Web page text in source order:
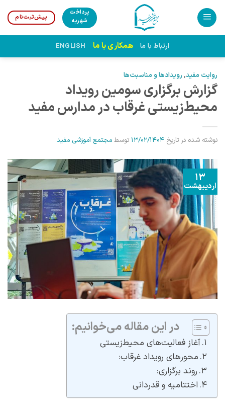
Skip
content
پرداخت
شهریه
پیش‌ثبت‌نام
ارتباط با ما همکاری با ما ENGLISH
روایت مفید, رویدادها و مناسبت‌ها
گزارش برگزاری سومین رویداد
محیط‌زیستی غرقاب در مدارس مفید
نوشته شده در تاریخ 13/02/1404 توسط مجتمع آموزشی مفید
13
اردیبهشت
در این مقاله می‌خوانیم:
آغاز فعالیت‌های محیط‌زیستی
محورهای رویداد غرقاب:
روند برگزاری:
اختتامیه و قدردانی